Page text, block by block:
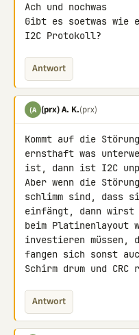
Ach und nochwas
Gibt es soetwas wie
I2C Protokoll?
Antwort
(A (prx) A. K.(prx)
Kommt auf die
ernsthaft was
ist, dann ist I2C
Aber wenn die
schlimm sind, dass
einfängt, dann wirst
beim Platinenlayout
investieren müssen,
fangen sich sonst
Schirm drum und CRC
Antwort